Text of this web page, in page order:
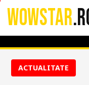
WOWSTAR
ACTUALITATE